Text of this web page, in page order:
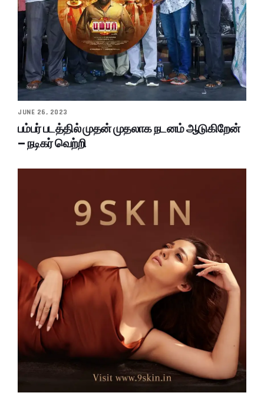
JUNE 26, 2023
பம்பர் படத்தில் முதன் முதலாக நடனம் ஆடுகிறேன்
– நடிகர் வெற்றி